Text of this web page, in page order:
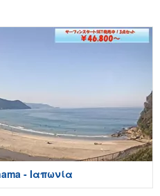
- Ιαπωνία